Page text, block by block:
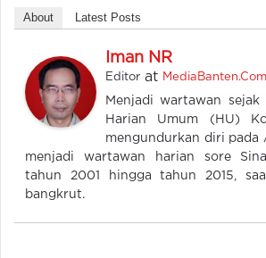
About Latest Posts
Iman NR
Editor at MediaBanten.Com
Menjadi wartawan sejak
Harian Umum (HU)
mengundurkan diri pada
menjadi wartawan harian sore
tahun 2001 hingga tahun 2015,
bangkrut.